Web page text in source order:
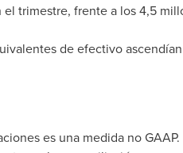
trimestre, frente a los 4,5
de efectivo
es una medida no GAAP.